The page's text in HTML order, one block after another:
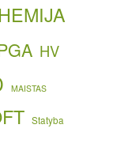
HV
MAISTAS
Statyba